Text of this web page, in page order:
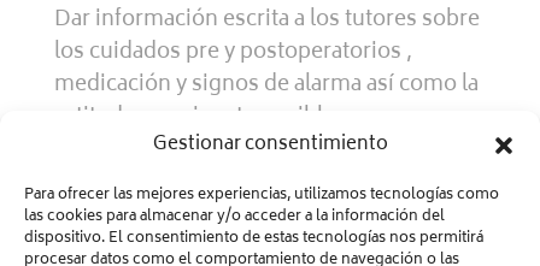
Gestionar consentimiento
Para ofrecer las mejores experiencias, utilizamos tecnologías como
las cookies para almacenar y/o acceder a la información del
dispositivo. El consentimiento de estas tecnologías nos permitirá
procesar datos como el comportamiento de navegación o las
Dar información escrita a los tutores sobre
los cuidados pre y postoperatorios ,
medicación y signos de alarma así como la
actitud a seguir ante posibles
complicaciones.